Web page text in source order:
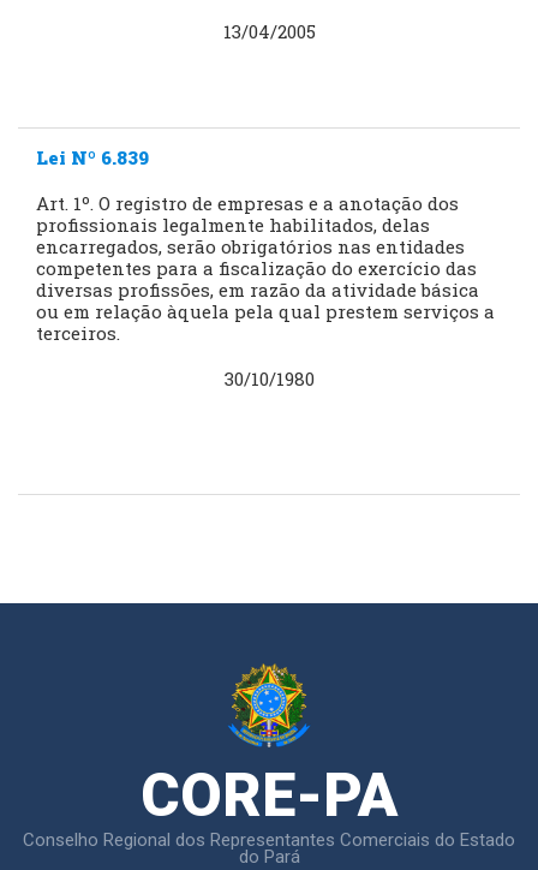
13/04/2005
Lei Nº 6.839
Art. 1º. O registro de empresas e a anotação dos
profissionais legalmente habilitados, delas
encarregados, serão obrigatórios nas entidades
competentes para a fiscalização do exercício das
diversas profissões, em razão da atividade básica
ou em relação àquela pela qual prestem serviços a
terceiros.
30/10/1980
CORE-PA
Conselho Regional dos Representantes Comerciais do Estado
do Pará